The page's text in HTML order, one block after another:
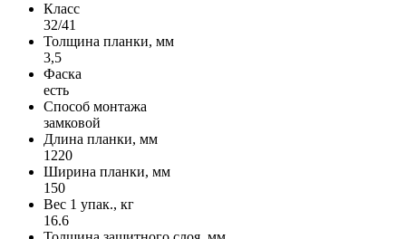
Класс
32/41
Толщина планки, мм
3,5
Фаска
есть
Способ монтажа
замковой
Длина планки, мм
1220
Ширина планки, мм
150
Вес 1 упак., кг
16.6